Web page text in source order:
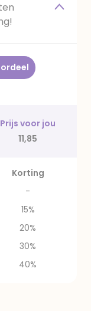
Prijs voor jou
11,85
Korting
-
15%
20%
30%
40%